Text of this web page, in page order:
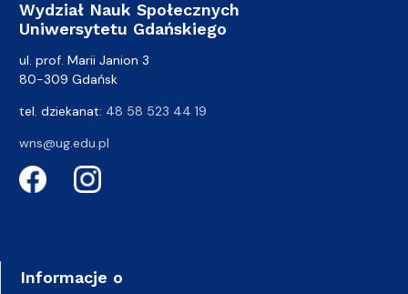
Wydział Nauk Społecznych
Uniwersytetu Gdańskiego
ul. prof. Marii Janion 3
80-309 Gdańsk
tel. dziekanat: 48 58 523 44 19
wns@ug.edu.pl
Informacje o